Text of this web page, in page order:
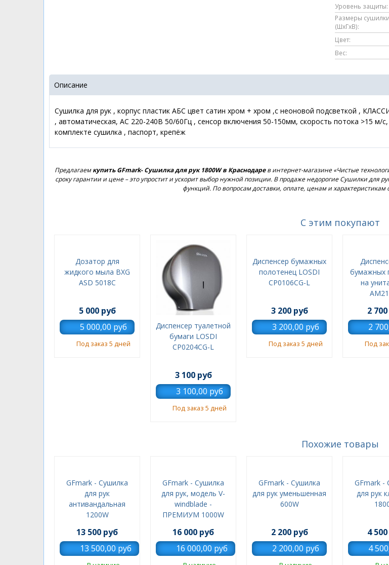
Уровень защиты:
Размеры сушилки
(ШxГхВ):
Цвет:
Вес:
Описание
Сушилка для рук , корпус пластик АБС цвет сатин хром + хром ,с неоновой подсветкой ,
, автоматическая, АС 220-240В 50/60Гц , сенсор включения 50-150мм, скорость потока >15 м/
комплекте сушилка , паспорт, крепёж
Предлагаемкупить GFmark- Сушилка для рук 1800W в Краснодарев интернет-магазине «Чистые
сроку гарантии и цене – это упростит и ускорит выбор нужной позиции. В продаже недорогие Сушилки
функций. По вопросам доставки, оплате, ценам и
С этим покупают
Дозатор для
жидкого мыла BXG
ASD 5018C
5 000 руб
Под заказ 5 дней
Диспенсер туалетной
бумаги LOSDI
CP0204CG-L
3 100 руб
Под заказ 5 дней
Диспенсер бумажных
полотенец LOSDI
CP0106CG-L
3 200 руб
Под заказ 5 дней
бумажных
на
2
Под
Похожие товары
GFmark - Сушилка
для рук
антивандальная
1200W
13 500 руб
GFmark - Сушилка
для рук, модель V-
windblade -
ПРЕМИУМ 1000W
16 000 руб
GFmark - Сушилка
для рук уменьшенная
600W
2 200 руб
GFmark -
для рук
4